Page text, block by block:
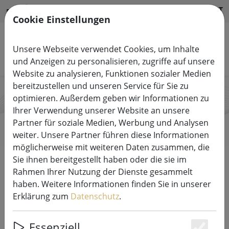
DE HILFE & SUPPORT
Produkte suchen
Sirius
Start Marken Sirius
DIREKT ZU DEN PRODUKTEN
Cookie Einstellungen
Unsere Webseite verwendet Cookies, um Inhalte
und Anzeigen zu personalisieren, zugriffe auf unsere
Website zu analysieren, Funktionen sozialer Medien
bereitzustellen und unseren Service für Sie zu
optimieren. Außerdem geben wir Informationen zu
Ihrer Verwendung unserer Website an unsere
Partner für soziale Medien, Werbung und Analysen
weiter. Unsere Partner führen diese Informationen
möglicherweise mit weiteren Daten zusammen, die
Sie ihnen bereitgestellt haben oder die sie im
Rahmen Ihrer Nutzung der Dienste gesammelt
haben. Weitere Informationen finden Sie in unserer
Erklärung zum Datenschutz.